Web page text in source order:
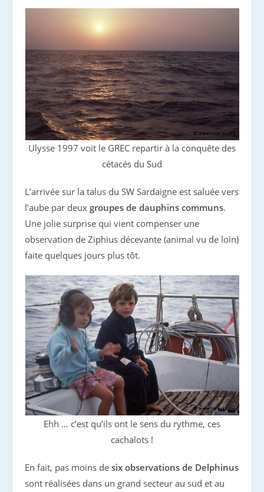
Ulysse 1997 voit le GREC repartir à la conquête des
cétacés du Sud
L’arrivée sur la talus du SW Sardaigne est saluée vers
l’aube par deuxgroupes de dauphins communs.
Une jolie surprise qui vient compenser une
observation de Ziphius décevante (animal vu de loin)
faite quelques jours plus tôt.
Ehh … c’est qu’ils ont le sens du rythme, ces
cachalots !
En fait, pas moins desix observations de Delphinus
sont réalisées dans un grand secteur au sud et au